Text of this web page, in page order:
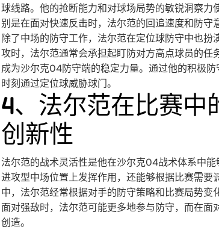
球线路。他的抢断能力和对球场局势的敏锐洞察
别是在面对快速反击时，法尔范的回追速度和防守
除了中场的防守工作，法尔范在定位球防守中也
攻时，法尔范通常会承担起盯防对方高点球员的
成为沙尔克04防守端的稳定力量。通过他的积极
时刻通过定位球威胁球门。
4、法尔范在比赛中
创新性
法尔范的战术灵活性是他在沙尔克04战术体系中
进攻型中场位置上发挥作用，还能够根据比赛需要
中，法尔范经常根据对手的防守策略和比赛局势
面对强敌时，法尔范可能更多地参与防守，而在
创造。